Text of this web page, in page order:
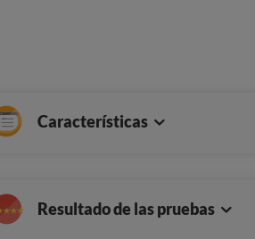
Características
Resultado de las pruebas